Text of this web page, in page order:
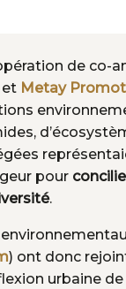
de co-
et Metay
pour
.
) ont donc
urbaine